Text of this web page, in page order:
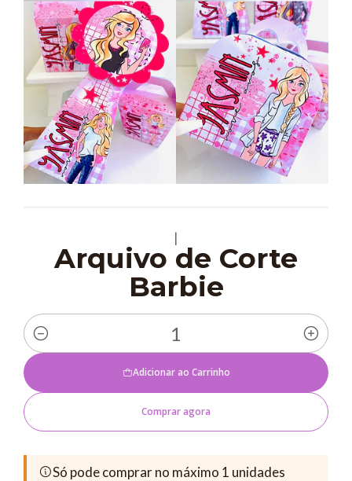
|
Arquivo de Corte
Barbie
Quantidade
Adicionar ao Carrinho
Comprar agora
Só pode comprar no máximo 1 unidades